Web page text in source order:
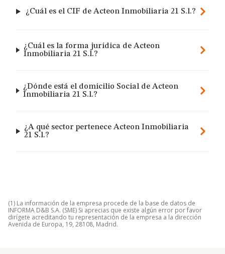
¿Cuál es el CIF de Acteon Inmobiliaria 21 S.l.?
¿Cuál es la forma jurídica de Acteon
Inmobiliaria 21 S.l.?
¿Dónde está el domicilio Social de Acteon
Inmobiliaria 21 S.l.?
¿A qué sector pertenece Acteon Inmobiliaria
21 S.l.?
(1) La información de la empresa procede de la base de datos de
INFORMA D&B S.A. (SME) Si aprecias que existe algún error por favor
dirígete acreditando tu representación de la empresa a la dirección
Avenida de Europa, 19, 28108, Madrid.